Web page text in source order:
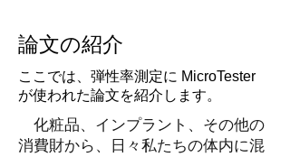
論文の紹介
ここでは、弾性率測定に MicroTester
が使われた論文を紹介します。
化粧品、インプラント、その他の
消費財から、日々私たちの体内に混